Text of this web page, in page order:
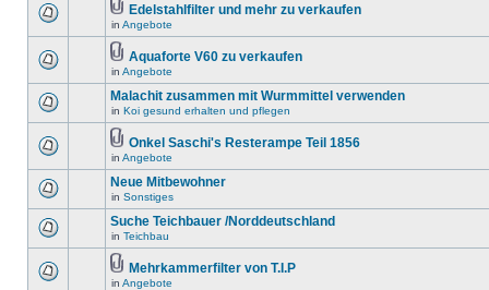
Edelstahlfilter und mehr zu verkaufen
in Angebote
Aquaforte V60 zu verkaufen
in Angebote
Malachit zusammen mit Wurmmittel verwenden
in Koi gesund erhalten und pflegen
Onkel Saschi's Resterampe Teil 1856
in Angebote
Neue Mitbewohner
in Sonstiges
Suche Teichbauer /Norddeutschland
in Teichbau
Mehrkammerfilter von T.I.P
in Angebote